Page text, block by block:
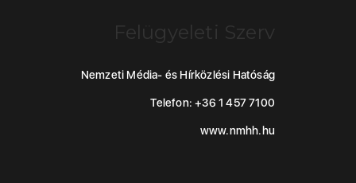
Felügyeleti Szerv
Nemzeti Média- és Hírközlési Hatóság
Telefon: +36 1 457 7100
www.nmhh.hu